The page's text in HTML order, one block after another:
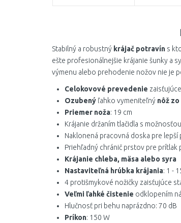
Stabilný a robustný krájač potravín s
ešte profesionálnejšie krájanie šunky a
výmenu alebo prehodenie nožov nie je
Celokovové prevedenie
Ozubený ľahko vymeniteľný nôž
Priemer noža: 19 cm
Krájanie držaním tlačidla s
Naklonená pracovná doska pre
Priehľadný chránič prstov pre prítlak
Krájanie chleba, mäsa alebo syra
Nastaviteľná hrúbka krájania: 1 -
4 protišmykové nožičky zaisťujúce
Veľmi ľahké čistenie odklopením
Hlučnosť pri behu naprázdno: 70 dB
Príkon: 150 W